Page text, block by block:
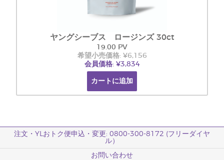
ヤングシーブス ロージンズ 30ct
19.00 PV
希望小売価格: ¥6,156
会員価格: ¥3,834
カートに追加
注文・YLおトク便申込・変更: 0800-300-8172 (フリーダイヤ
ル）
お問い合わせ